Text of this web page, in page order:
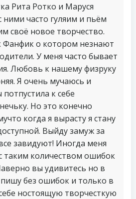
Рита Ротко и Маруся
часто гуляим и пьём
своё новое творчество.
Фанфик о котором незнают
У меня часто бывает
Любовь к нашему физруку
Я очень мучаюсь и
к себе
Но это конечно
когда я вырасту я стану
Выйду замуж за
завидуют! Иногда меня
таким количеством ошибок
вы удивитесь но в
без ошибок и только в
ностоящую творчесткую